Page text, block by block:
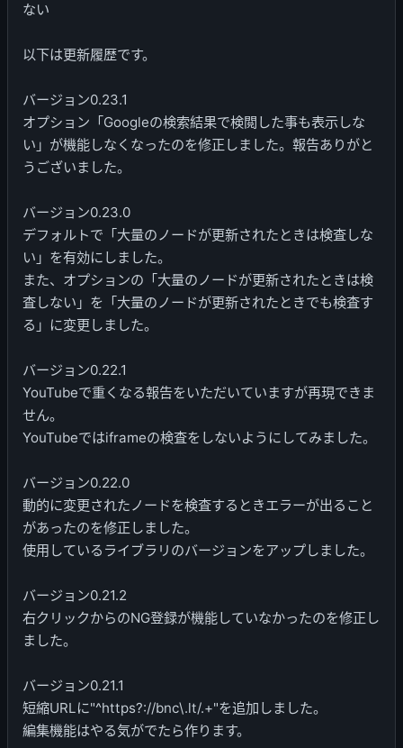
ない
以下は更新履歴です。
バージョン0.23.1
オプション「Googleの検索結果で検閲した事も表示しな
い」が機能しなくなったのを修正しました。報告ありがと
うございました。
バージョン0.23.0
デフォルトで「大量のノードが更新されたときは検査しな
い」を有効にしました。
また、オプションの「大量のノードが更新されたときは検
査しない」を「大量のノードが更新されたときでも検査す
る」に変更しました。
バージョン0.22.1
YouTubeで重くなる報告をいただいていますが再現できま
せん。
YouTubeではiframeの検査をしないようにしてみました。
バージョン0.22.0
動的に変更されたノードを検査するときエラーが出ること
があったのを修正しました。
使用しているライブラリのバージョンをアップしました。
バージョン0.21.2
右クリックからのNG登録が機能していなかったのを修正し
ました。
バージョン0.21.1
短縮URLに"^https?://bnc\.lt/.+"を追加しました。
編集機能はやる気がでたら作ります。